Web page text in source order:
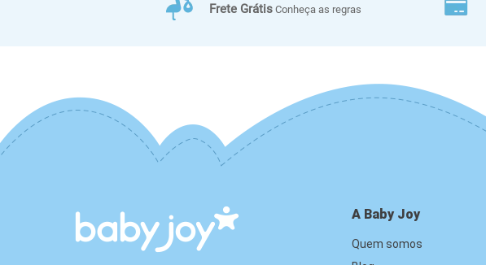
Frete Grátis Conheça as regras
A Baby Joy
Quem somos